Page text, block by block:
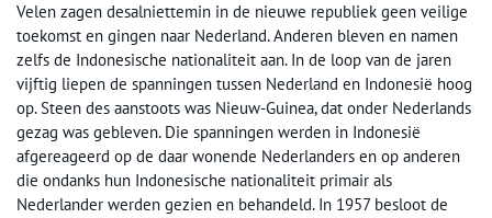
Velen zagen desalniettemin in de nieuwe republiek geen veilige
toekomst en gingen naar Nederland. Anderen bleven en namen
zelfs de Indonesische nationaliteit aan. In de loop van de jaren
vijftig liepen de spanningen tussen Nederland en Indonesië hoog
op. Steen des aanstoots was Nieuw-Guinea, dat onder Nederlands
gezag was gebleven. Die spanningen werden in Indonesië
afgereageerd op de daar wonende Nederlanders en op anderen
die ondanks hun Indonesische nationaliteit primair als
Nederlander werden gezien en behandeld. In 1957 besloot de